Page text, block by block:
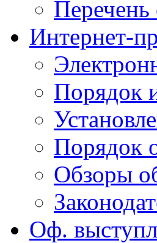
Перечень
Интернет-
Порядок
Порядок
Обзоры
Оф.